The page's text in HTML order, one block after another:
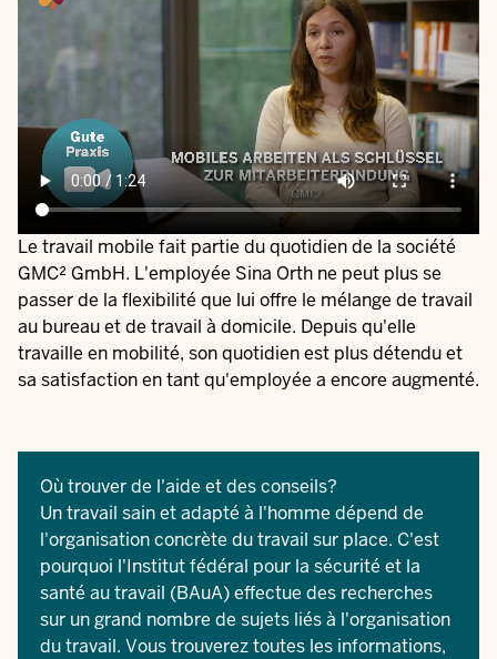
Le travail mobile fait partie du quotidien de la société
GMC² GmbH. L'employée Sina Orth ne peut plus se
passer de la flexibilité que lui offre le mélange de travail
au bureau et de travail à domicile. Depuis qu'elle
travaille en mobilité, son quotidien est plus détendu et
sa satisfaction en tant qu'employée a encore augmenté.
Où trouver de l'aide et des conseils?
Un travail sain et adapté à l'homme dépend de
l'organisation concrète du travail sur place. C'est
pourquoi l'Institut fédéral pour la sécurité et la
santé au travail (BAuA) effectue des recherches
sur un grand nombre de sujets liés à l'organisation
du travail. Vous trouverez toutes les informations,